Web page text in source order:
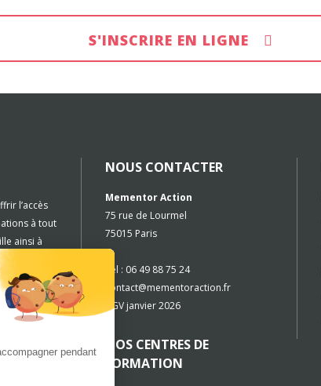
S'INSCRIRE EN LIGNE
l’accès
à tout
ainsi à
et
Cette
et la
Touzani
NOUS CONTACTER
Mementor Action
75 rue de Lourmel
75015 Paris
Tél : 06 49 88 75 24
contact@mementoraction.fr
CGV janvier 2026
NOS CENTRES DE
FORMATION
pendant